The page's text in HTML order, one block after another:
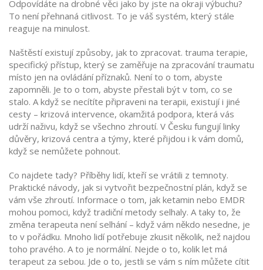
Odpovídáte na drobné věci jako by jste na okraji výbuchu?
To není přehnaná citlivost. To je váš systém, který stále
reaguje na minulost.
Naštěstí existují způsoby, jak to zpracovat. trauma terapie,
specifický přístup, který se zaměřuje na zpracování traumatu
místo jen na ovládání příznaků. Není to o tom, abyste
zapomněli. Je to o tom, abyste přestali být v tom, co se
stalo. A když se necítíte připraveni na terapii, existují i jiné
cesty – krizová intervence, okamžitá podpora, která vás
udrží naživu, když se všechno zhroutí. V Česku fungují linky
důvěry, krizová centra a týmy, které přijdou i k vám domů,
když se nemůžete pohnout.
Co najdete tady? Příběhy lidí, kteří se vrátili z temnoty.
Praktické návody, jak si vytvořit bezpečnostní plán, když se
vám vše zhroutí. Informace o tom, jak ketamin nebo EMDR
mohou pomoci, když tradiční metody selhaly. A taky to, že
změna terapeuta není selhání – když vám někdo nesedne, je
to v pořádku. Mnoho lidí potřebuje zkusit několik, než najdou
toho pravého. A to je normální. Nejde o to, kolik let má
terapeut za sebou. Jde o to, jestli se vám s ním můžete cítit